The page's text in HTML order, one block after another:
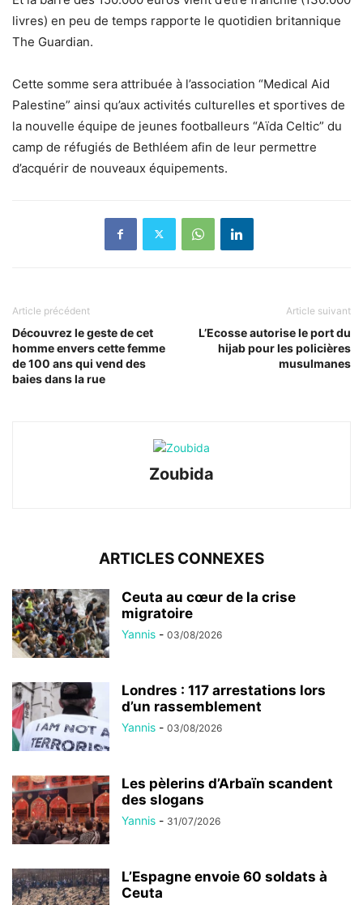
livres) en peu de temps rapporte le quotidien britannique
The Guardian.
Cette somme sera attribuée à l’association “Medical Aid
Palestine” ainsi qu’aux activités culturelles et sportives de
la nouvelle équipe de jeunes footballeurs “Aïda Celtic” du
camp de réfugiés de Bethléem afin de leur permettre
d’acquérir de nouveaux équipements.
Article précédent
Découvrez le geste de cet
homme envers cette femme
de 100 ans qui vend des
baies dans la rue
Article suivant
L’Ecosse autorise le port du
hijab pour les policières
musulmanes
Zoubida
ARTICLES CONNEXES
Ceuta au cœur de la crise
migratoire
Yannis - 03/08/2026
Londres : 117 arrestations lors
d’un rassemblement
Yannis - 03/08/2026
Les pèlerins d’Arbaïn scandent
des slogans
Yannis - 31/07/2026
L’Espagne envoie 60 soldats à
Ceuta